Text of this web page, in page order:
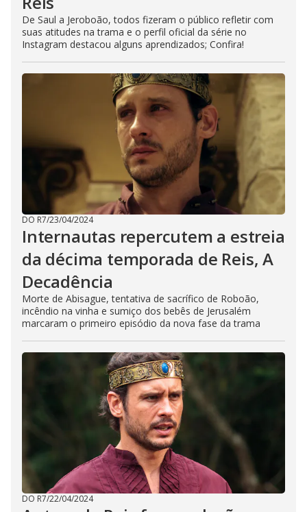
De Saul a Jeroboão, todos fizeram o público refletir com
suas atitudes na trama e o perfil oficial da série no
Instagram destacou alguns aprendizados; Confira!
DO R7/23/04/2024
Internautas repercutem a estreia
da décima temporada de Reis, A
Decadência
Morte de Abisague, tentativa de sacrífico de Roboão,
incêndio na vinha e sumiço dos bebês de Jerusalém
marcaram o primeiro episódio da nova fase da trama
DO R7/22/04/2024